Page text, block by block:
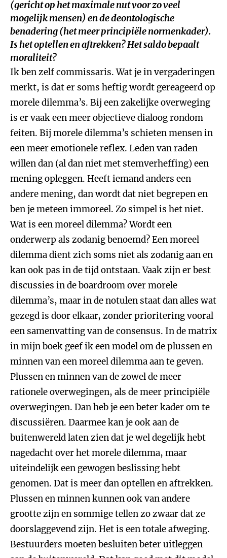
(gericht op het maximale nut voor zo veel
mogelijk mensen) en de deontologische
benadering (het meer principiële normenkader).
Is het optellen en aftrekken? Het saldo bepaalt
moraliteit?
Ik ben zelf commissaris. Wat je in vergaderingen
merkt, is dat er soms heftig wordt gereageerd op
morele dilemma’s. Bij een zakelijke overweging
is er vaak een meer objectieve dialoog rondom
feiten. Bij morele dilemma’s schieten mensen in
een meer emotionele reflex. Leden van raden
willen dan (al dan niet met stemverheffing) een
mening opleggen. Heeft iemand anders een
andere mening, dan wordt dat niet begrepen en
ben je meteen immoreel. Zo simpel is het niet.
Wat is een moreel dilemma? Wordt een
onderwerp als zodanig benoemd? Een moreel
dilemma dient zich soms niet als zodanig aan en
kan ook pas in de tijd ontstaan. Vaak zijn er best
discussies in de boardroom over morele
dilemma’s, maar in de notulen staat dan alles wat
gezegd is door elkaar, zonder prioritering vooral
een samenvatting van de consensus. In de matrix
in mijn boek geef ik een model om de plussen en
minnen van een moreel dilemma aan te geven.
Plussen en minnen van de zowel de meer
rationele overwegingen, als de meer principiële
overwegingen. Dan heb je een beter kader om te
discussiëren. Daarmee kan je ook aan de
buitenwereld laten zien dat je wel degelijk hebt
nagedacht over het morele dilemma, maar
uiteindelijk een gewogen beslissing hebt
genomen. Dat is meer dan optellen en aftrekken.
Plussen en minnen kunnen ook van andere
grootte zijn en sommige tellen zo zwaar dat ze
doorslaggevend zijn. Het is een totale afweging.
Bestuurders moeten besluiten beter uitleggen